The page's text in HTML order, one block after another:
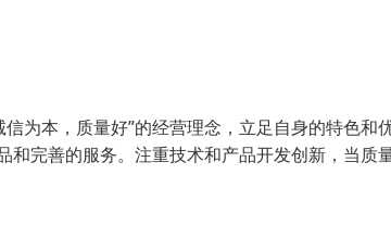
为本，质量好”的经营理念，立足自身的特色和
完善的服务。注重技术和产品开发创新，当质